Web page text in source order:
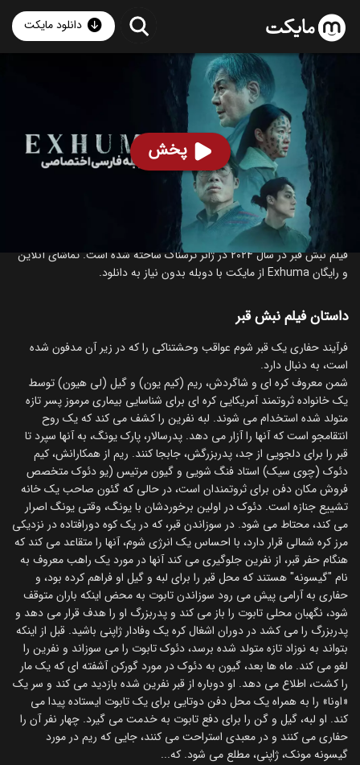
دانلود مایکت
پخش
فیلم نبش قبر با دوبله فارسی
87 ۶.۹
ساخت کره جنوبی سال 2024
رده سنی ۱۸+
ترسناک
درباره فیلم نبش قبر
فیلم نبش قبر در سال 2024 در ژانر ترسناک ساخته شده است. تماشای آنلاین
و رایگان Exhuma از مایکت با دوبله بدون نیاز به دانلود.
داستان فیلم نبش قبر
فرآیند حفاری یک قبر شوم عواقب وحشتناکی را که در زیر آن مدفون شده
است، به دنبال دارد.
شمن معروف کره ای و شاگردش، ریم (کیم یون) و گیل (لی هیون) توسط
یک خانواده ثروتمند آمریکایی کره ای برای شناسایی بیماری مرموز پسر تازه
متولد شده استخدام می شوند. لبه نفرین را کشف می کند که یک روح
انتقامجو است که آنها را آزار می دهد. پدرسالار، پارک یونگ، به آنها سپرد تا
قبر را برای دلجویی از جد، پدربزرگش، جابجا کنند. ریم از همکارانش، کیم
دئوک (چوی سیک) استاد فنگ شویی و گیون مرتیس (یو دئوک متخصص
فروش مکان دفن برای ثروتمندان است، در حالی که گئون صاحب یک خانه
تشییع جنازه است. دئوک در اولین برخوردشان با یونگ، وقتی یونگ اصرار
می کند، محتاط می شود. در سوزاندن قبر، که در یک کوه دورافتاده در نزدیکی
مرز کره شمالی قرار دارد، با احساس یک انرژی شوم، آنها را متقاعد می کند که
هنگام حفر قبر، از نفرین جلوگیری می کند آنها در مورد یک راهب معروف به
نام "گیسونه" هستند که محل قبر را برای لبه و گیل او فراهم کرده بود، و
حفاری به آرامی پیش می رود سوزاندن تابوت به محض اینکه باران متوقف
شود، نگهبان محلی تابوت را باز می کند و پدربزرگ او را هدف قرار می دهد و
پدربزرگ را می کشد در دوران اشغال کره یک وفادار ژاپنی باشید. قبل از اینکه
بتواند به نوزاد تازه متولد شده برسد، دئوک تابوت را می سوزاند و نفرین را
لغو می کند. ماه ها بعد، گیون به دئوک در مورد گورکن آشفته ای که یک مار
را کشت، اطلاع می دهد. او دوباره از قبر نفرین شده بازدید می کند و سر یک
«اونا» را به همراه یک محل دفن دوتایی برای یک تابوت ایستاده پیدا می
کند. او لبه، گیل و گن را برای دفع تابوت به خدمت می گیرد. چهار نفر آن را
حفاری می کنند و در معبدی استراحت می کنند، جایی که ریم در مورد
گیسونه مونک، ژاپنی، مطلع می شود. که...